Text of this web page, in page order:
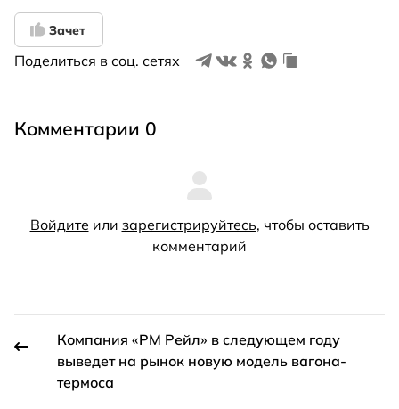
Зачет
Поделиться в соц. сетях
Комментарии 0
Войдите или зарегистрируйтесь, чтобы оставить
комментарий
Компания «РМ Рейл» в следующем году
выведет на рынок новую модель вагона-
термоса